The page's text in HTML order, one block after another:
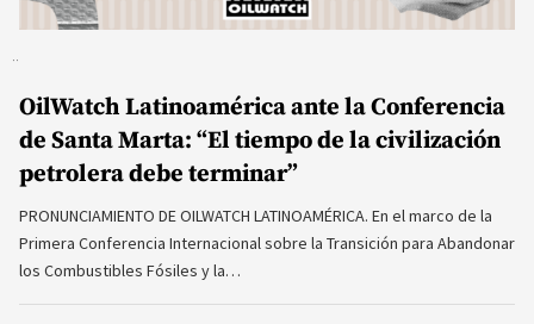
OilWatch Latinoamérica ante la Conferencia
de Santa Marta: “El tiempo de la civilización
petrolera debe terminar”
PRONUNCIAMIENTO DE OILWATCH LATINOAMÉRICA. En el marco de la
Primera Conferencia Internacional sobre la Transición para Abandonar
los Combustibles Fósiles y la…